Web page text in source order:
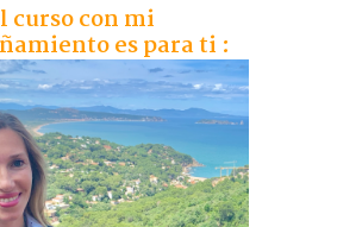
curso con mi
es para ti :